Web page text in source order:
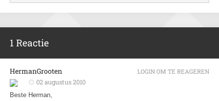
1 Reactie
HermanGrooten
02 augustus 2010
Beste Herman,
LOGIN OM TE REAGEREN